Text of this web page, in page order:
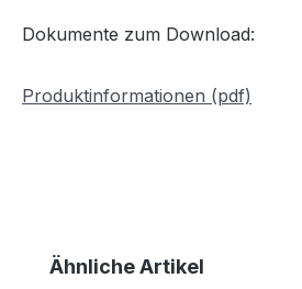
Dokumente zum Download:
Produktinformationen (pdf)
Produktgalerie überspringen
Ähnliche Artikel